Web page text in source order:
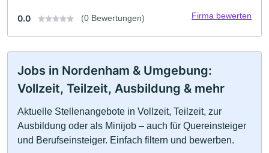
0.0 (0 Bewertungen) Firma bewerten
Jobs in Nordenham & Umgebung:
Vollzeit, Teilzeit, Ausbildung & mehr
Aktuelle Stellenangebote in Vollzeit, Teilzeit, zur
Ausbildung oder als Minijob – auch für Quereinsteiger
und Berufseinsteiger. Einfach filtern und bewerben.